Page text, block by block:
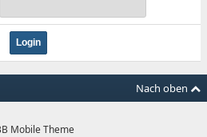
Nach oben
Mobile Theme